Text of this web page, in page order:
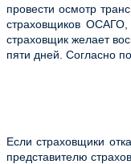
провести осмотр
страховщиков ОСАГО,
страховщик желает
пяти дней. Согласно
Если страховщики
представителю